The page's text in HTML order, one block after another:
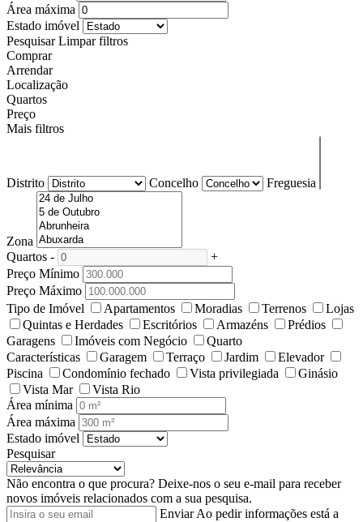
Área máxima
Estado imóvel
Pesquisar Limpar filtros
Comprar
Arrendar
Localização
Quartos
Preço
Mais filtros
Distrito Concelho Freguesia
Zona
Quartos -
+
Preço Mínimo
Preço Máximo
Tipo de Imóvel
Apartamentos Moradias Terrenos
Lojas
Quintas e Herdades
Escritórios Armazéns
Prédios
Garagens
Imóveis com Negócio
Quarto
Características
Garagem Terraço Jardim
Elevador
Piscina
Condomínio fechado Vista privilegiada
Ginásio
Vista Mar
Vista Rio
Área mínima
Área máxima
Estado imóvel
Pesquisar
Não encontra o que procura? Deixe-nos o seu e-mail para receber
novos imóveis relacionados com a sua pesquisa.
Enviar Ao pedir informações está a